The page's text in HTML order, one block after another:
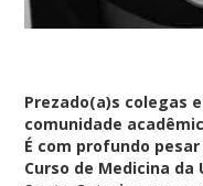
Prezado(a)s colegas
comunidade
É com profundo
Curso de Medicina da